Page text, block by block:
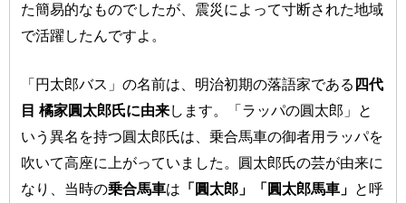
た簡易的なものでしたが、震災によって寸断された地域
で活躍したんですよ。
「円太郎バス」の名前は、明治初期の落語家である 四代
目 橘家圓太郎氏に由来します。「ラッパの圓太郎」と
いう異名を持つ圓太郎氏は、乗合馬車の御者用ラッパを
吹いて高座に上がっていました。圓太郎氏の芸が由来に
なり、当時の乗合馬車は 「圓太郎」「圓太郎馬車」 と呼